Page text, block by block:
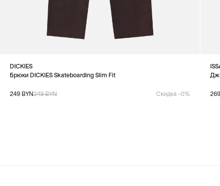
DICKIES
Брюки DICKIES Skateboarding Slim Fit
249 BYN249 BYN Скидка -0%